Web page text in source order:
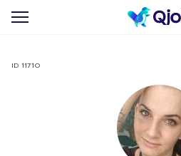
ID 11710